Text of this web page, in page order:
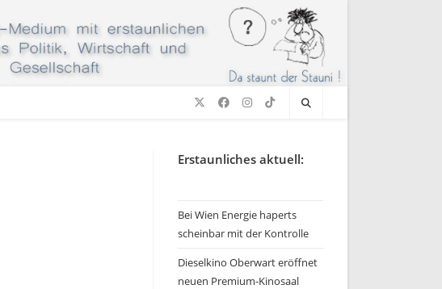
Erstaunliches aktuell:
Bei Wien Energie haperts
scheinbar mit der Kontrolle
Dieselkino Oberwart eröffnet
neuen Premium-Kinosaal